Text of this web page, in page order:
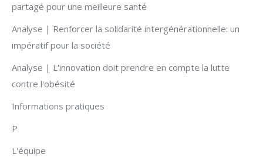
partagé pour une meilleure santé
Analyse | Renforcer la solidarité intergénérationnelle: un
impératif pour la société
Analyse | L'innovation doit prendre en compte la lutte
contre l'obésité
Informations pratiques
P
L'équipe